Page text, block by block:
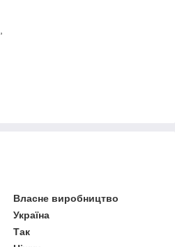
Власне виробництво
Україна
Так